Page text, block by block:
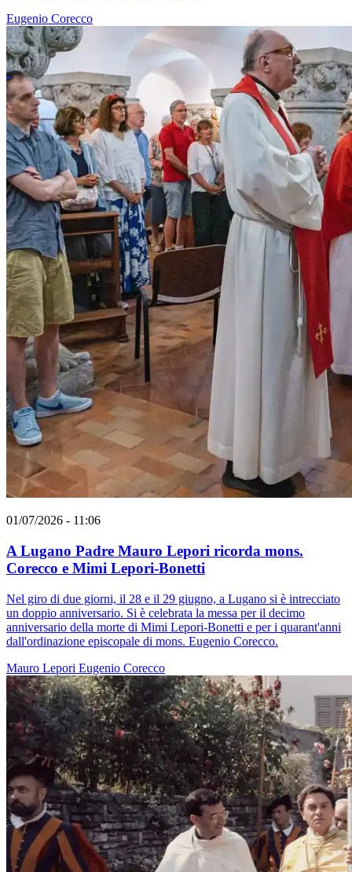
Eugenio Corecco
01/07/2026 - 11:06
A Lugano Padre Mauro Lepori ricorda mons.
Corecco e Mimi Lepori-Bonetti
Nel giro di due giorni, il 28 e il 29 giugno, a Lugano si è intrecciato
un doppio anniversario. Si è celebrata la messa per il decimo
anniversario della morte di Mimi Lepori-Bonetti e per i quarant'anni
dall'ordinazione episcopale di mons. Eugenio Corecco.
Mauro Lepori Eugenio Corecco